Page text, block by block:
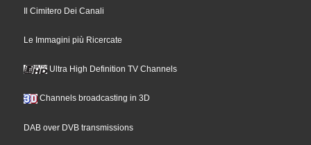
Il Cimitero Dei Canali
Le Immagini più Ricercate
Ultra High Definition TV Channels
Channels broadcasting in 3D
DAB over DVB transmissions